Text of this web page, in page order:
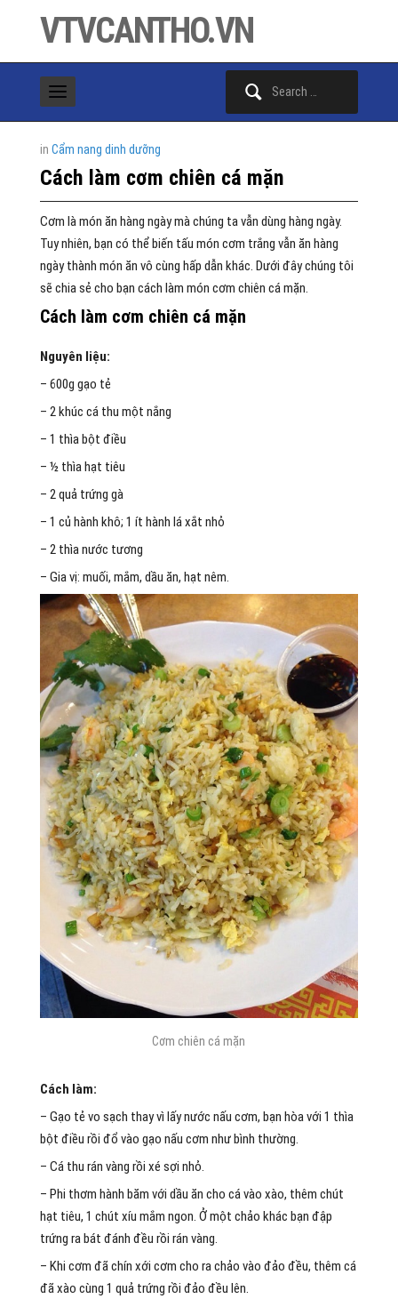
VTVCANTHO.VN
in Cẩm nang dinh dưỡng
Cách làm cơm chiên cá mặn
Cơm là món ăn hàng ngày mà chúng ta vẫn dùng hàng ngày.
Tuy nhiên, bạn có thể biến tấu món cơm trắng vẫn ăn hàng
ngày thành món ăn vô cùng hấp dẫn khác. Dưới đây chúng tôi
sẽ chia sẻ cho bạn cách làm món cơm chiên cá mặn.
Cách làm cơm chiên cá mặn
Nguyên liệu:
– 600g gạo tẻ
– 2 khúc cá thu một nắng
– 1 thìa bột điều
– ½ thìa hạt tiêu
– 2 quả trứng gà
– 1 củ hành khô; 1 ít hành lá xắt nhỏ
– 2 thìa nước tương
– Gia vị: muối, mắm, dầu ăn, hạt nêm.
Cơm chiên cá mặn
Cách làm:
– Gạo tẻ vo sạch thay vì lấy nước nấu cơm, bạn hòa với 1 thìa
bột điều rồi đổ vào gạo nấu cơm như bình thường.
– Cá thu rán vàng rồi xé sợi nhỏ.
– Phi thơm hành băm với dầu ăn cho cá vào xào, thêm chút
hạt tiêu, 1 chút xíu mắm ngon. Ở một chảo khác bạn đập
trứng ra bát đánh đều rồi rán vàng.
– Khi cơm đã chín xới cơm cho ra chảo vào đảo đều, thêm cá
đã xào cùng 1 quả trứng rồi đảo đều lên.